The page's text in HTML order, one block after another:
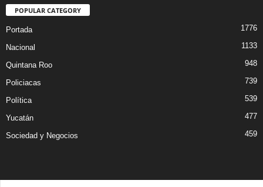
POPULAR CATEGORY
Portada 1776
Nacional 1133
Quintana Roo 948
Policiacas 739
Política 539
Yucatán 477
Sociedad y Negocios 459